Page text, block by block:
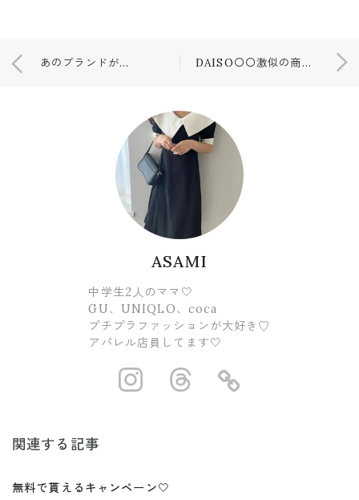
あのブランドが雑誌付録🤍 DAISO〇〇激似の商品🤍🤍
ASAMI
中学生2人のママ🤍
GU、UNIQLO、coca
プチプラファッションが大好き♡
アパレル店員してます🤍
https://https://
関連する記事
無料で貰えるキャンペーン🤍